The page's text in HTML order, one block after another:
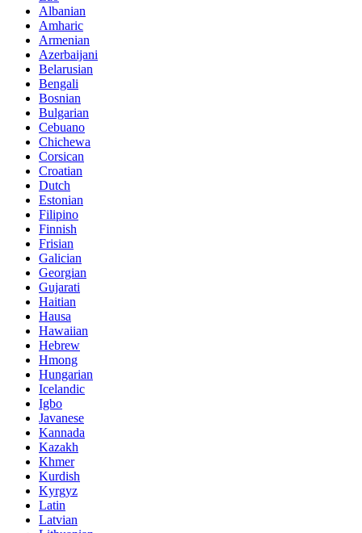
Albanian
Amharic
Armenian
Azerbaijani
Belarusian
Bengali
Bosnian
Bulgarian
Cebuano
Chichewa
Corsican
Croatian
Dutch
Estonian
Filipino
Finnish
Frisian
Galician
Georgian
Gujarati
Haitian
Hausa
Hawaiian
Hebrew
Hmong
Hungarian
Icelandic
Igbo
Javanese
Kannada
Kazakh
Khmer
Kurdish
Kyrgyz
Latin
Latvian